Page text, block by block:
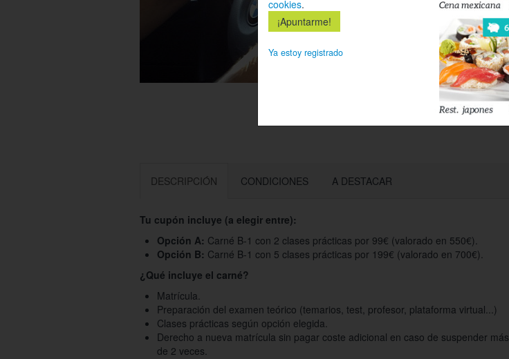
DESCRIPCIÓN CONDICIONES A DESTACAR
Tu cupón incluye (a elegir entre):
Opción A: Carné B-1 con 2 clases prácticas por 99€ (valorado en 550€).
Opción B: Carné B-1 con 5 clases prácticas por 199€ (valorado en 700€).
¿Qué incluye el carné?
Matrícula.
Preparación del examen teórico (temarios, test, profesor, plataforma virtual...)
Clases prácticas según opción elegida.
Derecho a nueva matrícula sin pagar coste adicional en caso de suspender más
de 2 veces.
cookies.
Ya estoy registrado